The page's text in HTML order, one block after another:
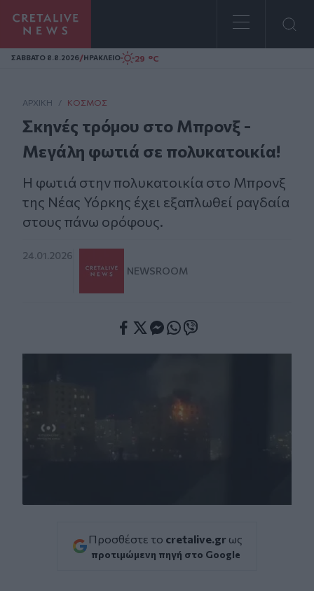
Homepage
ΣAΒΒΑΤΟ 8.8.2026/ΗΡΑΚΛΕΙΟ 29 °C
ΑΡΧΙΚΗ / ΚΌΣΜΟΣ
Σκηνές τρόμου στο Μπρονξ -
Mεγάλη φωτιά σε πολυκατοικία!
Η φωτιά στην πολυκατοικία στο Μπρονξ
της Νέας Υόρκης έχει εξαπλωθεί ραγδαία
στους πάνω ορόφους.
24.01.2026
NEWSROOM
Προσθέστε το cretalive.gr ως
προτιμώμενη πηγή στο Google